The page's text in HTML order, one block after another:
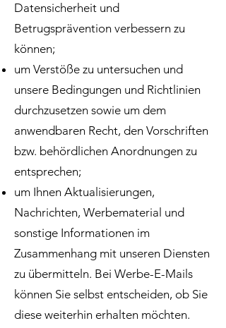
Datensicherheit und
Betrugsprävention verbessern zu
können;
um Verstöße zu untersuchen und
unsere Bedingungen und Richtlinien
durchzusetzen sowie um dem
anwendbaren Recht, den Vorschriften
bzw. behördlichen Anordnungen zu
entsprechen;
um Ihnen Aktualisierungen,
Nachrichten, Werbematerial und
sonstige Informationen im
Zusammenhang mit unseren Diensten
zu übermitteln. Bei Werbe-E-Mails
können Sie selbst entscheiden, ob Sie
diese weiterhin erhalten möchten.